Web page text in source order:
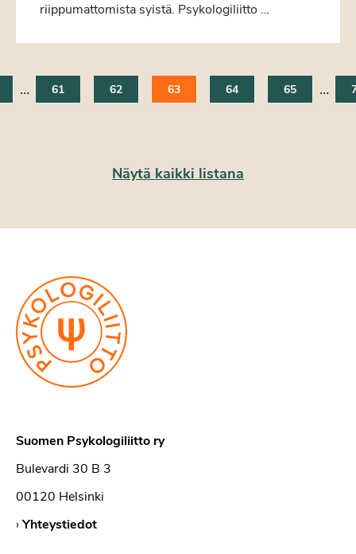
riippumattomista syistä. Psykologiliitto …
… 61 62 63 64 65 …
Näytä kaikki listana
Suomen Psykologiliitto ry
Bulevardi 30 B 3
00120 Helsinki
›Yhteystiedot